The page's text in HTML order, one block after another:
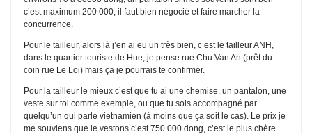
c’est maximum 200 000, il faut bien négocié et faire marcher la
concurrence.
Pour le tailleur, alors là j’en ai eu un très bien, c’est le tailleur ANH,
dans le quartier touriste de Hue, je pense rue Chu Van An (prêt du
coin rue Le Loi) mais ça je pourrais te confirmer.
Pour la tailleur le mieux c’est que tu ai une chemise, un pantalon, une
veste sur toi comme exemple, ou que tu sois accompagné par
quelqu’un qui parle vietnamien (à moins que ça soit le cas). Le prix je
me souviens que le vestons c’est 750 000 dong, c’est le plus chère.